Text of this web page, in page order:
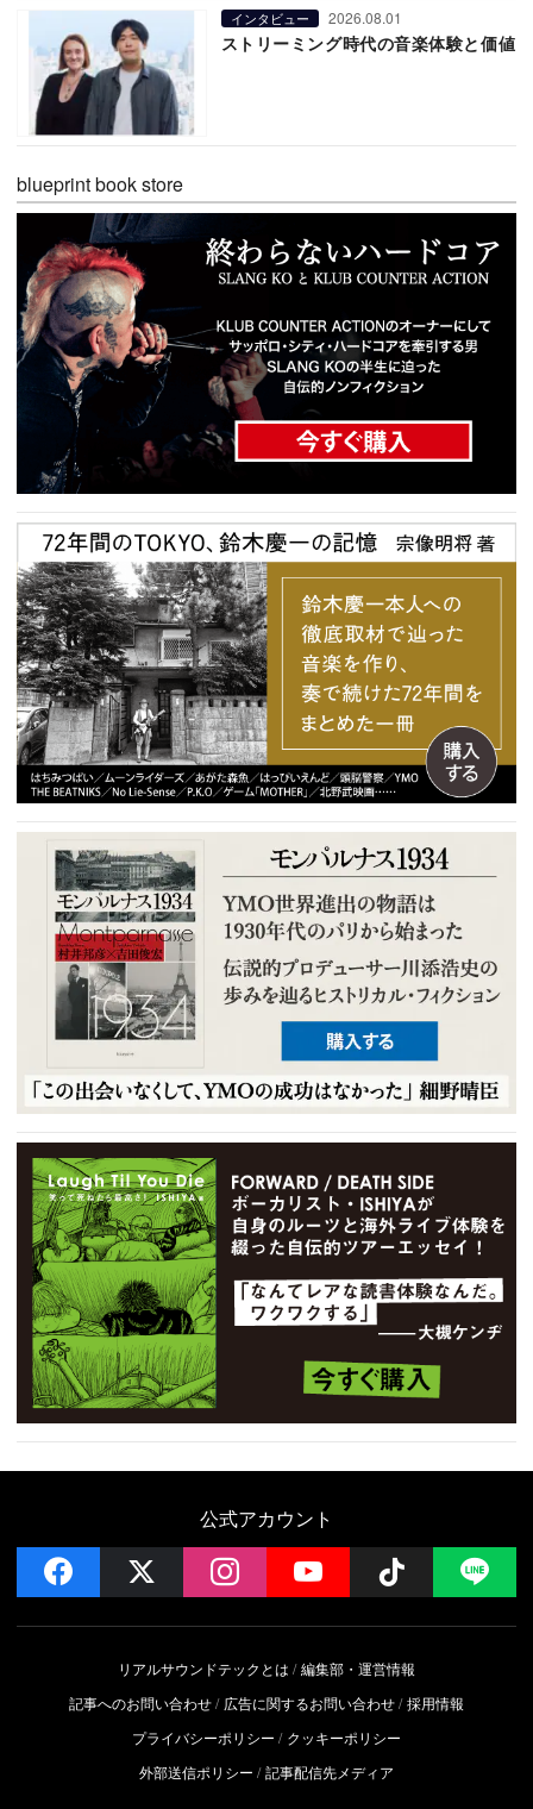
インタビュー 2026.08.01
ストリーミング時代の音楽体験と価値
blueprint book store
公式アカウント
facebook instagramYouTube Follow
リアルサウンドテックとは
編集部・運営情報
記事へのお問い合わせ
広告に関するお問い合わせ 採用情報
プライバシーポリシー
クッキーポリシー
外部送信ポリシー
記事配信先メディア